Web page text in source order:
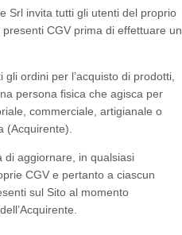
Srl invita tutti gli utenti del proprio
CGV prima di effettuare un
ordini per l’acquisto di prodotti,
persona fisica che agisca per
commerciale, artigianale o
(Acquirente).
di aggiornare, in qualsiasi
CGV e pertanto a ciascun
sul Sito al momento